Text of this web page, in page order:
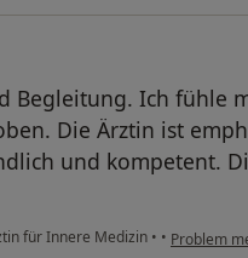
Begleitung. Ich fühle
Die Ärztin ist
und kompetent.
für Innere Medizin • • Problem